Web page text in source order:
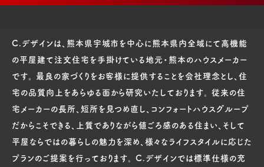
C.デザインは、熊本県宇城市を中心に熊本県内全域にて高機能
の平屋建て注文住宅を手掛けている地元・熊本のハウスメーカー
です。 最良の家づくりをお客様に提供することを会社理念とし、住
宅の品質向上をあらゆる面から研究いたしております。 従来の住
宅メーカーの長所、短所を見つめ直し、コンフォートハウスグループ
だからこそできる、上質でありながら値ごろ感のある住まい、そして
平屋ならではの暮らしの魅力を深め、様々なライフスタイルに応じた
プランのご提案を行っております。 C.デザインでは標準仕様の充